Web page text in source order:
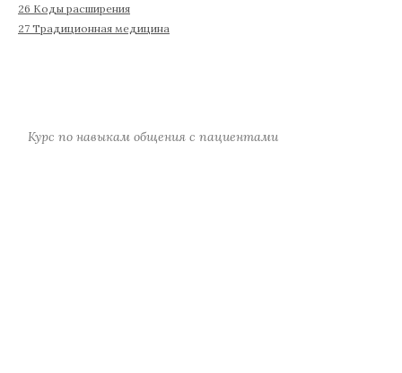
26 Коды расширения
27 Традиционная медицина
Курс по навыкам общения с пациентами